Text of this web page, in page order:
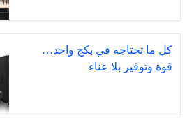
كل ما تحتاجه في بكج واحد…
قوة وتوفير بلا عناء